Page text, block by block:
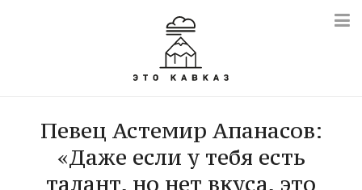
Певец Астемир Апанасов:
«Даже если у тебя есть
талант, но нет вкуса, это